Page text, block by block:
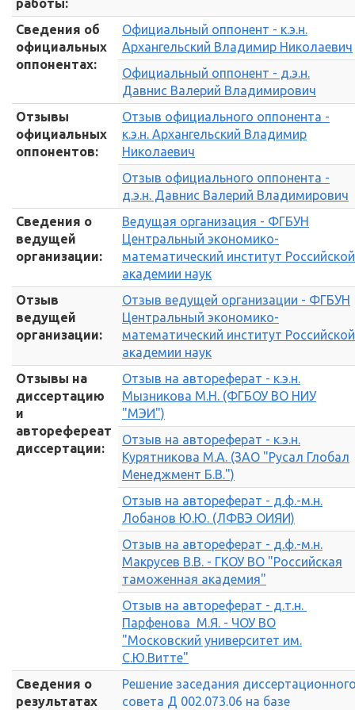
работы:
Сведения об
официальных
оппонентах:
Официальный оппонент - к.э.н.
Архангельский Владимир Николаевич
Официальный оппонент - д.э.н.
Давнис Валерий Владимирович
Отзывы
официальных
оппонентов:
Отзыв официального оппонента -
к.э.н. Архангельский Владимир
Николаевич
Отзыв официального оппонента -
д.э.н. Давнис Валерий Владимирович
Сведения о
ведущей
организации:
Ведущая организация - ФГБУН
Центральный экономико-
математический институт Российской
академии наук
Отзыв
ведущей
организации:
Отзыв ведущей организации - ФГБУН
Центральный экономико-
математический институт Российской
академии наук
Отзывы на
диссертацию
и
авторефереат
диссертации:
Отзыв на автореферат - к.э.н.
Мызникова М.Н. (ФГБОУ ВО НИУ
"МЭИ")
Отзыв на автореферат - к.э.н.
Курятникова М.А. (ЗАО "Русал Глобал
Менеджмент Б.В.")
Отзыв на автореферат - д.ф.-м.н.
Лобанов Ю.Ю. (ЛФВЭ ОИЯИ)
Отзыв на автореферат - д.ф.-м.н.
Макрусев В.В. - ГКОУ ВО "Российская
таможенная академия"
Отзыв на автореферат - д.т.н.
Парфенова М.Я. - ЧОУ ВО
"Московский университет им.
С.Ю.Витте"
Сведения о
результатах
Решение заседания
совета Д 002.073.06 на базе